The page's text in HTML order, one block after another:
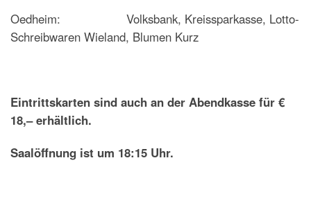
Oedheim: Volksbank, Kreissparkasse, Lotto-
Schreibwaren Wieland, Blumen Kurz
Eintrittskarten sind auch an der Abendkasse für €
18,– erhältlich.
Saalöffnung ist um 18:15 Uhr.